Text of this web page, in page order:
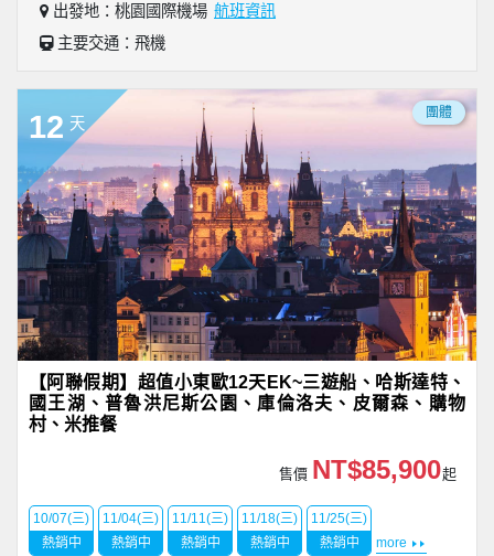
出發地：桃園國際機場 航班資訊
主要交通：飛機
12 天
團體
【阿聯假期】超值小東歐12天EK~三遊船、哈斯達特、
國王湖、普魯洪尼斯公園、庫倫洛夫、皮爾森、購物
村、米推餐
售價 NT$85,900起
10/07(三)
熱銷中
11/04(三)
熱銷中
11/11(三)
熱銷中
11/18(三)
熱銷中
11/25(三)
熱銷中
more